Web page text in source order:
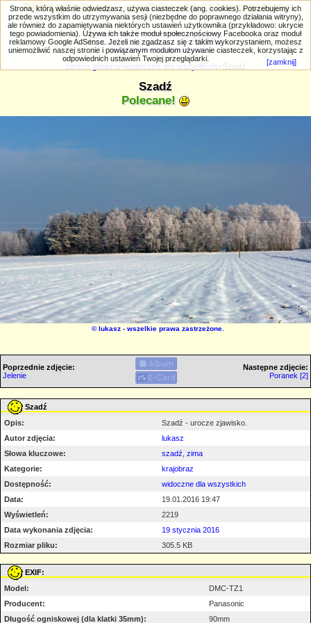
PRIV.gtlodz.eu - czyli trochę ;) inna galeria
Wyszukiwanie zaawansowane
Strona główna widoczne dla wszystkich >Szadź
Szadź
Polecane!
©lukasz- wszelkie prawa zastrzeżone.
Poprzednie zdjęcie:
Jelenie
Następne zdjęcie:
Poranek [2]
Szadź
Opis:
Szadź - urocze zjawisko.
Autor zdjęcia:
lukasz
Słowa kluczowe:
szadź zima
Kategorie:
krajobraz
Dostępność:
widoczne dla wszystkich
Data:
19.01.2016 19:47
Wyświetleń:
2219
Data wykonania zdjęcia:
19 stycznia 2016
Rozmiar pliku:
305.5 KB
EXIF:
Model:
DMC-TZ1
Producent:
Panasonic
Długość ogniskowej (dla klatki 35mm):
90mm
Strona, którą właśnie odwiedzasz, używa ciasteczek (ang. cookies). Potrzebujemy ich
przede wszystkim do utrzymywania sesji (niezbędne do poprawnego działania witryny),
ale również do zapamiętywania niektórych ustawień użytkownika (przykładowo: ukrycie
tego powiadomienia). Używa ich także moduł społecznościowy Facebooka oraz moduł
reklamowy Google AdSense. Jeżeli nie zgadzasz się z takim wykorzystaniem, możesz
uniemożliwić naszej stronie i powiązanym modułom używanie ciasteczek, korzystając z
odpowiednich ustawień Twojej przeglądarki.
[zamknij]